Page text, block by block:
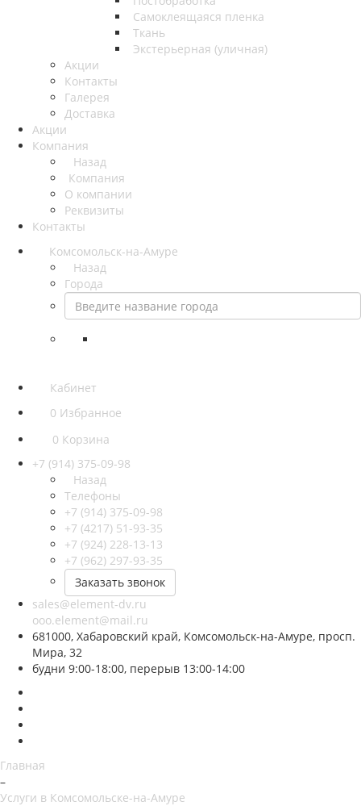
Самоклеящаяся пленка
Ткань
Экстерьерная (уличная)
Акции
Контакты
Галерея
Доставка
Акции
Компания
Назад
Компания
О компании
Реквизиты
Контакты
Комсомольск-на-Амуре
Назад
Города
Кабинет
0 Избранное
0 Корзина
+7 (914) 375-09-98
Назад
Телефоны
+7 (914) 375-09-98
+7 (4217) 51-93-35
+7 (924) 228-13-13
+7 (962) 297-93-35
Заказать звонок
sales@element-dv.ru
ooo.element@mail.ru
681000, Хабаровский край, Комсомольск-на-Амуре, просп.
Мира, 32
будни 9:00-18:00, перерыв 13:00-14:00
Главная
–
Услуги в Комсомольске-на-Амуре